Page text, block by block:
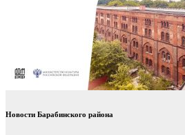
Новости Барабинского района